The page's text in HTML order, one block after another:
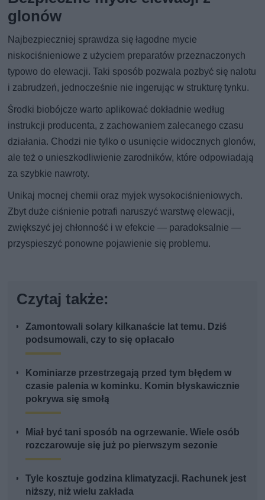
glonów
Najbezpieczniej sprawdza się łagodne mycie
niskociśnieniowe z użyciem preparatów przeznaczonych
typowo do elewacji. Taki sposób pozwala pozbyć się nalotu
i zabrudzeń, jednocześnie nie ingerując w strukturę tynku.
Środki biobójcze warto aplikować dokładnie według
instrukcji producenta, z zachowaniem zalecanego czasu
działania. Chodzi nie tylko o usunięcie widocznych glonów,
ale też o unieszkodliwienie zarodników, które odpowiadają
za szybkie nawroty.
Unikaj mocnej chemii oraz myjek wysokociśnieniowych.
Zbyt duże ciśnienie potrafi naruszyć warstwę elewacji,
zwiększyć jej chłonność i w efekcie — paradoksalnie —
przyspieszyć ponowne pojawienie się problemu.
Czytaj także:
Zamontowali solary kilkanaście lat temu. Dziś
podsumowali, czy to się opłacało
Kominiarze przestrzegają przed tym błędem w
czasie palenia w kominku. Komin błyskawicznie
pokrywa się smołą
Miał być tani sposób na ogrzewanie. Wiele osób
rozczarowuje się już po pierwszym sezonie
Tyle kosztuje godzina klimatyzacji. Rachunek jest
niższy, niż wielu zakłada